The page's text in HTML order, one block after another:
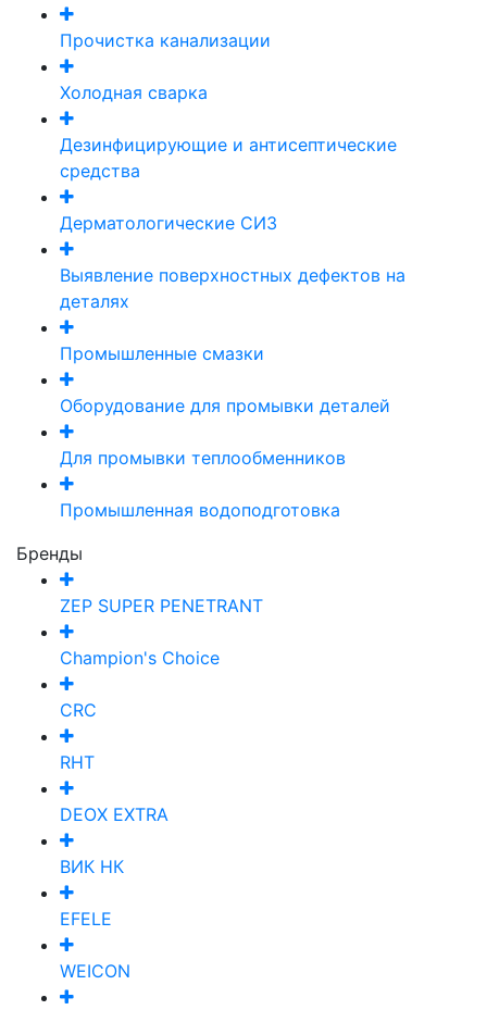
Прочистка канализации
Холодная сварка
Дезинфицирующие и антисептические
средства
Дерматологические СИЗ
Выявление поверхностных дефектов на
деталях
Промышленные смазки
Оборудование для промывки деталей
Для промывки теплообменников
Промышленная водоподготовка
Бренды
ZEP SUPER PENETRANT
Champion's Choice
CRC
RHT
DEOX EXTRA
ВИК НК
EFELE
WEICON